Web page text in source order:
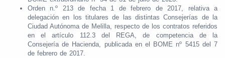
Orden n.º 213 de fecha 1 de febrero de 2017, relativa a
delegación en los titulares de las distintas Consejerías de la
Ciudad Autónoma de Melilla, respecto de los contratos referidos
en el artículo 112.3 del REGA, de competencia de la
Consejería de Hacienda, publicada en el BOME nº 5415 del 7
de febrero de 2017.